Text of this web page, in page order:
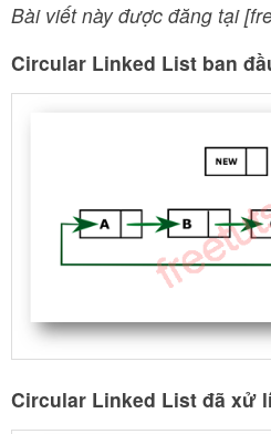
Bài viết này được đăng tại
Circular Linked List ban
Circular Linked List đã xử